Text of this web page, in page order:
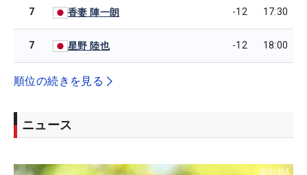
7 香妻 陣一朗 -12 17:30
7 星野 陸也 -12 18:00
順位の続きを見る
ニュース